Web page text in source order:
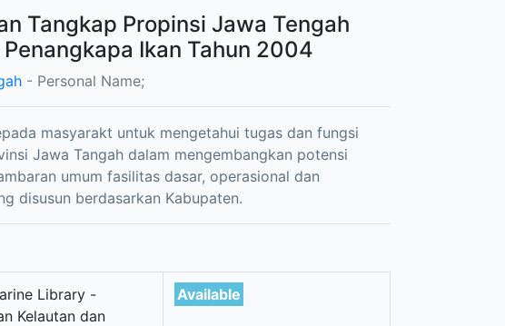
Tangkap Propinsi Jawa Tengah
Ikan Tahun 2004
- Personal Name;
masyarakt untuk mengetahui tugas dan fungsi
Jawa Tangah dalam mengembangkan potensi
umum fasilitas dasar, operasional dan
disusun berdasarkan Kabupaten.
Library -
Kelautan dan
Available